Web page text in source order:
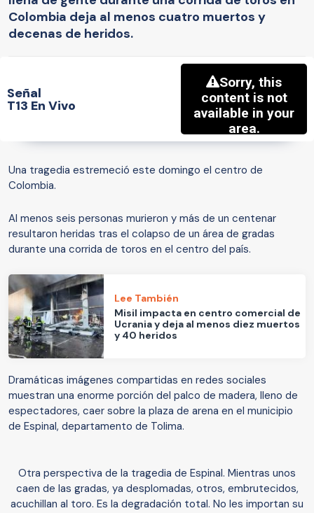
Colombia deja al menos cuatro muertos y
decenas de heridos.
Señal
T13 En Vivo
Una tragedia estremeció este domingo el centro de
Colombia.
Al menos seis personas murieron y más de un centenar
resultaron heridas tras el colapso de un área de gradas
durante una corrida de toros en el centro del país.
Lee También
Misil impacta en centro comercial de
Ucrania y deja al menos diez muertos
y 40 heridos
Dramáticas imágenes compartidas en redes sociales
muestran una enorme porción del palco de madera, lleno de
espectadores, caer sobre la plaza de arena en el municipio
de Espinal, departamento de Tolima.
Otra perspectiva de la tragedia de Espinal. Mientras unos
caen de las gradas, ya desplomadas, otros, embrutecidos,
acuchillan al toro. Es la degradación total. No les importan su